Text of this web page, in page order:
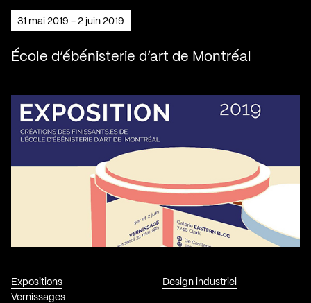
31 mai 2019 - 2 juin 2019
École d’ébénisterie d’art de Montréal
Expositions
Vernissages
Design industriel